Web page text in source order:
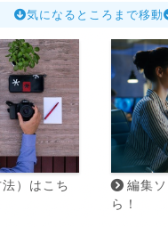
気になるところまで移動
）はこち
編集
ら！